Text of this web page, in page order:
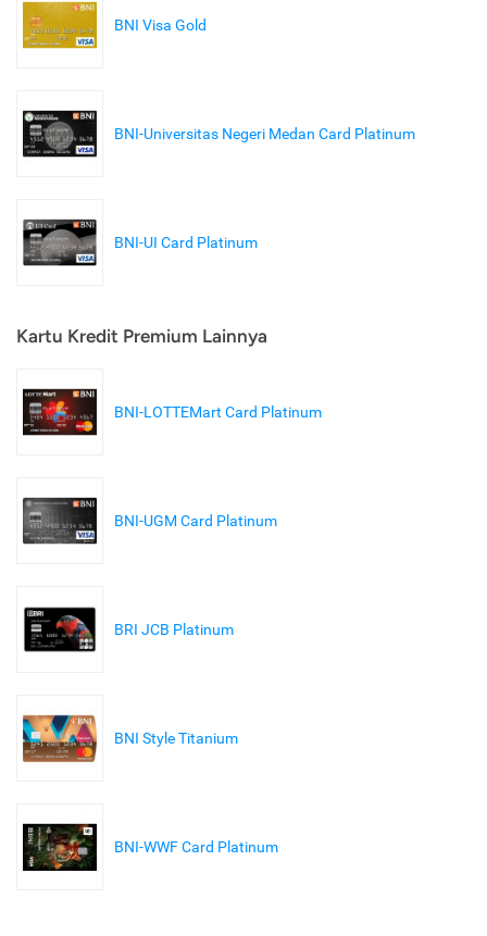
BNI Visa Gold
BNI-Universitas Negeri Medan Card Platinum
BNI-UI Card Platinum
Kartu Kredit Premium Lainnya
BNI-LOTTEMart Card Platinum
BNI-UGM Card Platinum
BRI JCB Platinum
BNI Style Titanium
BNI-WWF Card Platinum